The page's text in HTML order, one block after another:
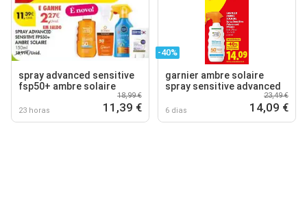
spray advanced sensitive
fsp50+ ambre solaire
23 horas
18,99 €
11,39 €
-40%
garnier ambre solaire
spray sensitive advanced
6 dias
23,49 €
14,09 €